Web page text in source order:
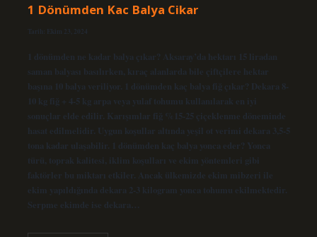
1 Dönümden Kac Balya Cikar
Tarih: Ekim 23, 2024
1 dönümden ne kadar balya çıkar? Aksaray’da hektarı 15 liradan
saman balyası basılırken, kıraç alanlarda bile çiftçilere hektar
başına 10 balya veriliyor. 1 dönümden kaç balya fiğ çıkar? Dekara 8-
10 kg fiğ + 4-5 kg ​​arpa veya yulaf tohumu kullanılarak en iyi
sonuçlar elde edilir. Karışımlar fiğ %15-25 çiçeklenme döneminde
hasat edilmelidir. Uygun koşullar altında yeşil ot verimi dekara 3,5-5
tona kadar ulaşabilir. 1 dönümden kaç balya yonca eder? Yonca
türü, toprak kalitesi, iklim koşulları ve ekim yöntemleri gibi
faktörler bu miktarı etkiler. Ancak ülkemizde ekim mibzeri ile
ekim yapıldığında dekara 2-3 kilogram yonca tohumu ekilmektedir.
Serpme ekimde ise dekara…